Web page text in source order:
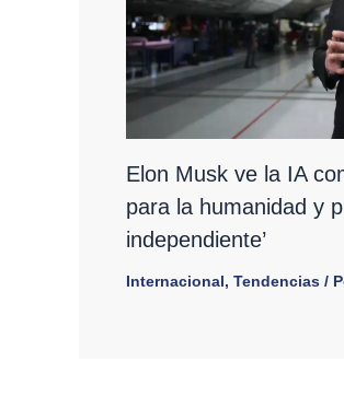
Elon Musk ve la IA
para la humanidad y
independiente’
Internacional, Tendencias/